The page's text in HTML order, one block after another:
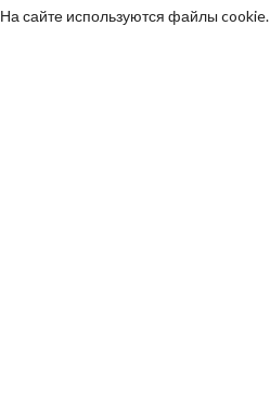
На сайте используются файлы cookie.